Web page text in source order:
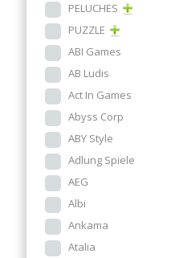
PELUCHES
PUZZLE
ABI Games
AB Ludis
Act In Games
Abyss Corp
ABY Style
Adlung Spiele
AEG
Albi
Ankama
Atalia